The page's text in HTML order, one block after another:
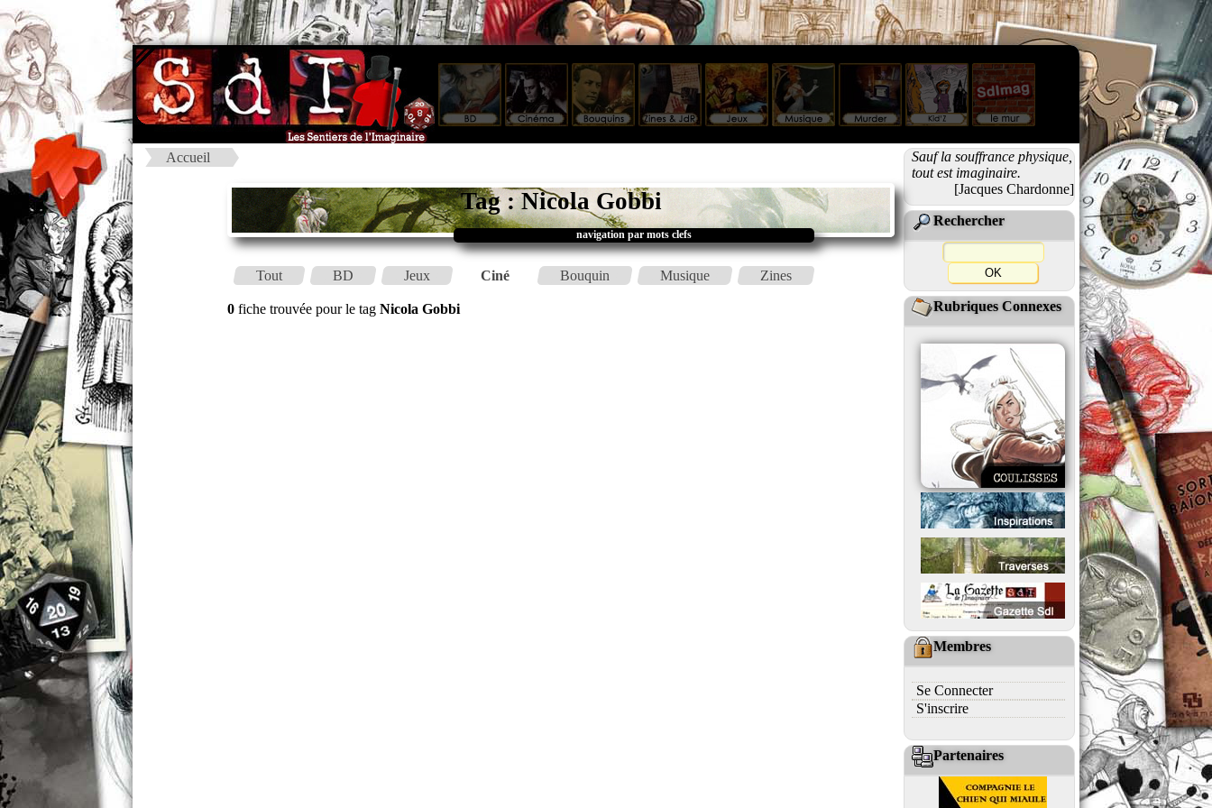
Accueil
Tag : Nicola Gobbi
navigation par mots clefs
Tout BD Jeux Ciné Bouquin Musique Zines
0 fiche trouvée pour le tag Nicola Gobbi
Sauf la souffrance physique,
tout est imaginaire.
[Jacques Chardonne]
Rechercher
Rubriques Connexes
Membres
Se Connecter
S'inscrire
Partenaires